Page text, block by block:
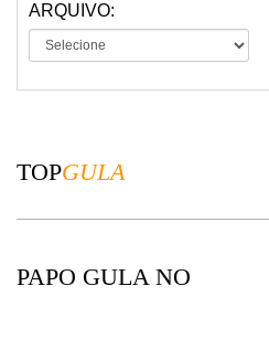
ARQUIVO:
TOPGULA
PAPO GULA NO